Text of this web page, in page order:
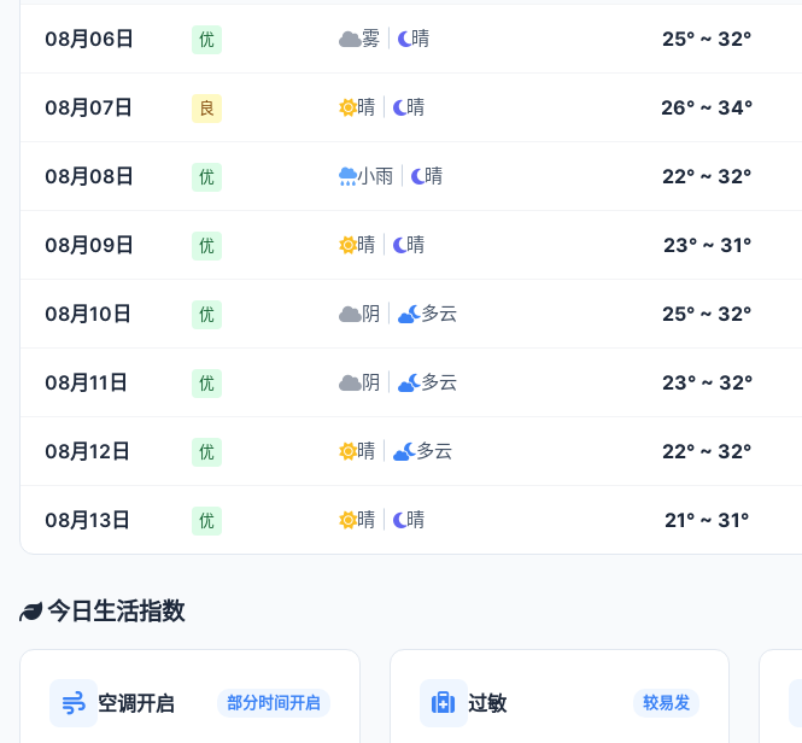
08月06日 优 雾 晴 25° ~ 32°
08月07日 良 晴 晴 26° ~ 34°
08月08日 优 小雨 晴 22° ~ 32°
08月09日 优 晴 晴 23° ~ 31°
08月10日 优 阴 多云 25° ~ 32°
08月11日 优 阴 多云 23° ~ 32°
08月12日 优 晴 多云 22° ~ 32°
08月13日 优 晴 晴 21° ~ 31°
今日生活指数
空调开启 部分时间开启 过敏 较易发